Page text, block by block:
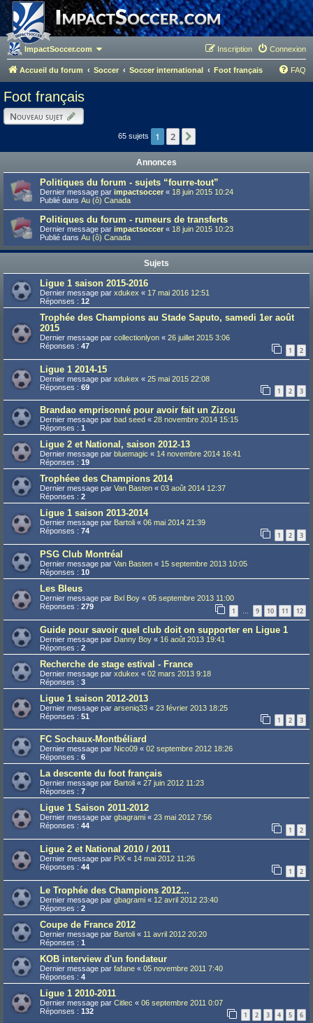
ImpactSoccer.com Connexion
Inscription
Accueil du forum Soccer Soccer international Foot français FAQ
Foot français
Nouveau sujet
65 sujets 1 2
Annonces
Politiques du forum - sujets “fourre-tout”
Dernier message par impactsoccer « 18 juin 2015 10:24
Publié dans Au (ô) Canada
Politiques du forum - rumeurs de transferts
Dernier message par impactsoccer « 18 juin 2015 10:23
Publié dans Au (ô) Canada
Sujets
Ligue 1 saison 2015-2016
Dernier message par xdukex « 17 mai 2016 12:51
Réponses : 12
Trophée des Champions au Stade Saputo, samedi 1er août
2015
Dernier message par collectionlyon « 26 juillet 2015 3:06
Réponses : 47 1 2
Ligue 1 2014-15
Dernier message par xdukex « 25 mai 2015 22:08
Réponses : 69 1 2 3
Brandao emprisonné pour avoir fait un Zizou
Dernier message par bad seed « 28 novembre 2014 15:15
Réponses : 1
Ligue 2 et National, saison 2012-13
Dernier message par bluemagic « 14 novembre 2014 16:41
Réponses : 19
Trophéee des Champions 2014
Dernier message par Van Basten « 03 août 2014 12:37
Réponses : 2
Ligue 1 saison 2013-2014
Dernier message par Bartoli « 06 mai 2014 21:39
Réponses : 74 1 2 3
PSG Club Montréal
Dernier message par Van Basten « 15 septembre 2013 10:05
Réponses : 10
Les Bleus
Dernier message par Bxl Boy « 05 septembre 2013 11:00
Réponses : 279 1 … 9 10 11 12
Guide pour savoir quel club doit on supporter en Ligue 1
Dernier message par Danny Boy « 16 août 2013 19:41
Réponses : 2
Recherche de stage estival - France
Dernier message par xdukex « 02 mars 2013 9:18
Réponses : 3
Ligue 1 saison 2012-2013
Dernier message par arseniq33 « 23 février 2013 18:25
Réponses : 51 1 2 3
FC Sochaux-Montbéliard
Dernier message par Nico09 « 02 septembre 2012 18:26
Réponses : 6
La descente du foot français
Dernier message par Bartoli « 27 juin 2012 11:23
Réponses : 7
Ligue 1 Saison 2011-2012
Dernier message par gbagrami « 23 mai 2012 7:56
Réponses : 44 1 2
Ligue 2 et National 2010 / 2011
Dernier message par PiX « 14 mai 2012 11:26
Réponses : 44 1 2
Le Trophée des Champions 2012...
Dernier message par gbagrami « 12 avril 2012 23:40
Réponses : 2
Coupe de France 2012
Dernier message par Bartoli « 11 avril 2012 20:20
Réponses : 1
KOB interview d'un fondateur
Dernier message par fafane « 05 novembre 2011 7:40
Réponses : 4
Ligue 1 2010-2011
Dernier message par Citlec « 06 septembre 2011 0:07
Réponses : 132 1 2 3 4 5 6